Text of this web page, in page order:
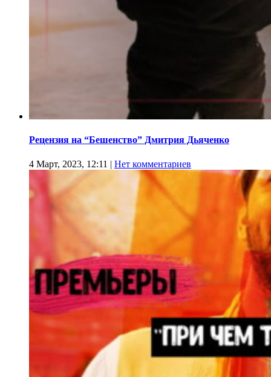
Рецензия на “Бешенство” Дмитрия Дьяченко
4 Март, 2023, 12:11 | Нет комментариев